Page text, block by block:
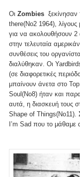
Οι Zombies ξεκίνησαν
there(Νο2 1964), λίγους
για να ακολουθήσουν
στην τελευταία
συνθέσεις του
διαλύθηκαν. Οι
(σε διαφορετικές
μπαίνουν άνετα στο
Soul(No8) ήταν και
αυτά, η διασκευή τους
Shape of Things(No11).
I’m Sad που το μάθαμε